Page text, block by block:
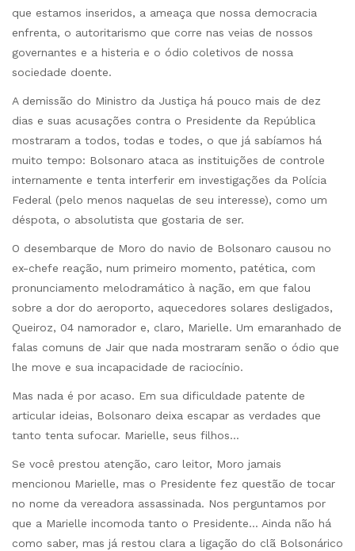
que estamos inseridos, a ameaça que nossa democracia
enfrenta, o autoritarismo que corre nas veias de nossos
governantes e a histeria e o ódio coletivos de nossa
sociedade doente.
A demissão do Ministro da Justiça há pouco mais de dez
dias e suas acusações contra o Presidente da República
mostraram a todos, todas e todes, o que já sabíamos há
muito tempo: Bolsonaro ataca as instituições de controle
internamente e tenta interferir em investigações da Polícia
Federal (pelo menos naquelas de seu interesse), como um
déspota, o absolutista que gostaria de ser.
O desembarque de Moro do navio de Bolsonaro causou no
ex-chefe reação, num primeiro momento, patética, com
pronunciamento melodramático à nação, em que falou
sobre a dor do aeroporto, aquecedores solares desligados,
Queiroz, 04 namorador e, claro, Marielle. Um emaranhado de
falas comuns de Jair que nada mostraram senão o ódio que
lhe move e sua incapacidade de raciocínio.
Mas nada é por acaso. Em sua dificuldade patente de
articular ideias, Bolsonaro deixa escapar as verdades que
tanto tenta sufocar. Marielle, seus filhos…
Se você prestou atenção, caro leitor, Moro jamais
mencionou Marielle, mas o Presidente fez questão de tocar
no nome da vereadora assassinada. Nos perguntamos por
que a Marielle incomoda tanto o Presidente… Ainda não há
como saber, mas já restou clara a ligação do clã Bolsonárico